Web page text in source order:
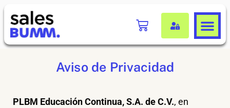
contenido
Carrito
Aviso de Privacidad
PLBM Educación Continua, S.A. de C.V., en